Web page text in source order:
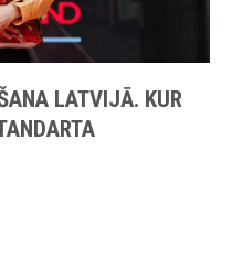
LATVIJĀ. KUR